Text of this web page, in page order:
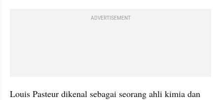
ADVERTISEMENT
Louis Pasteur dikenal sebagai seorang ahli kimia dan